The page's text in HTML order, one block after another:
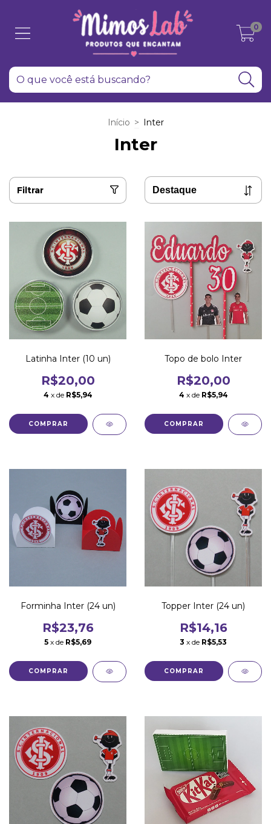
0
Início > Inter
Inter
Filtrar
Latinha Inter (10 un)
R$20,00
4 x de R$5,94
Topo de bolo Inter
R$20,00
4 x de R$5,94
Forminha Inter (24 un)
R$23,76
5 x de R$5,69
Topper Inter (24 un)
R$14,16
3 x de R$5,53